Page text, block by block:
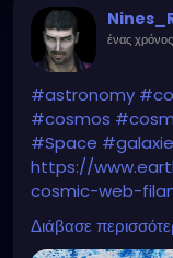
ένας
#astronomy
#cosmos
#Space
https://
cosmic-web-
framework/
Διάβασε